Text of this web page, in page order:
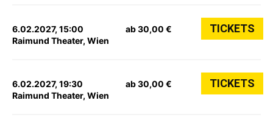
6.02.2027, 15:00
Raimund Theater, Wien
ab 30,00 € TICKETS
6.02.2027, 19:30
Raimund Theater, Wien
ab 30,00 € TICKETS